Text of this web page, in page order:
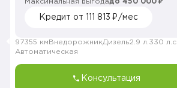
Максимальная выгодадо 450 000 ₽
Кредит от 111 813 ₽/мес
97355 км ВнедорожникДизель2.9 л. 330 л.с.
Автоматическая
Консультация